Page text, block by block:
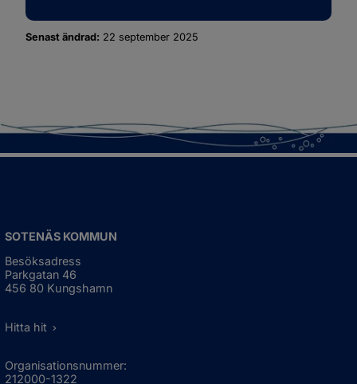
Senast ändrad: 22 september 2025
SOTENÄS KOMMUN
Besöksadress
Parkgatan 46
456 80 Kungshamn
Hitta hit
Organisationsnummer:
212000-1322